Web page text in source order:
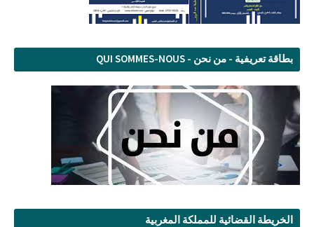
بطاقة تعريفية - من نحن - QUI SOMMES-NOUS
الخريطة القضائية للمملكة المغربية